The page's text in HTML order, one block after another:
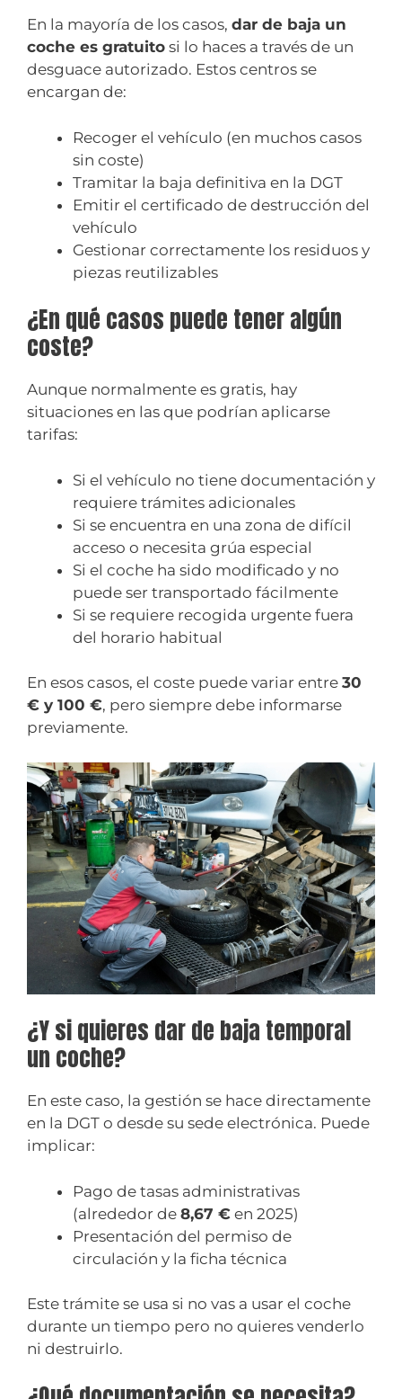
En la mayoría de los casos, dar de baja un
coche es gratuito si lo haces a través de un
desguace autorizado. Estos centros se
encargan de:
Recoger el vehículo (en muchos casos
sin coste)
Tramitar la baja definitiva en la DGT
Emitir el certificado de destrucción del
vehículo
Gestionar correctamente los residuos y
piezas reutilizables
¿En qué casos puede tener algún
coste?
Aunque normalmente es gratis, hay
situaciones en las que podrían aplicarse
tarifas:
Si el vehículo no tiene documentación y
requiere trámites adicionales
Si se encuentra en una zona de difícil
acceso o necesita grúa especial
Si el coche ha sido modificado y no
puede ser transportado fácilmente
Si se requiere recogida urgente fuera
del horario habitual
En esos casos, el coste puede variar entre 30
€ y 100 €, pero siempre debe informarse
previamente.
¿Y si quieres dar de baja temporal
un coche?
En este caso, la gestión se hace directamente
en la DGT o desde su sede electrónica. Puede
implicar:
Pago de tasas administrativas
(alrededor de 8,67 € en 2025)
Presentación del permiso de
circulación y la ficha técnica
Este trámite se usa si no vas a usar el coche
durante un tiempo pero no quieres venderlo
ni destruirlo.